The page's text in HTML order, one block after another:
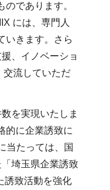
であります。
には、専門人
いきます。さら
、イノベーショ
交流していただ
を実現いたしま
的に企業誘致に
当たっては、国
埼玉県企業誘致
誘致活動を強化